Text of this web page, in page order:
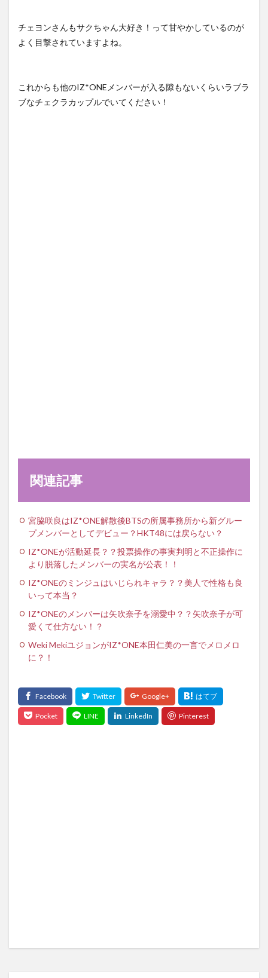
チェヨンさんもサクちゃん大好き！って甘やかしているのが
よく目撃されていますよね。
これからも他のIZ*ONEメンバーが入る隙もないくらいラブラ
ブなチェクラカップルでいてください！
関連記事
宮脇咲良はIZ*ONE解散後BTSの所属事務所から新グルー
プメンバーとしてデビュー？HKT48には戻らない？
IZ*ONEが活動延長？？投票操作の事実判明と不正操作に
より脱落したメンバーの実名が公表！！
IZ*ONEのミンジュはいじられキャラ？？美人で性格も良
いって本当？
IZ*ONEのメンバーは矢吹奈子を溺愛中？？矢吹奈子が可
愛くて仕方ない！？
Weki MekiユジョンがIZ*ONE本田仁美の一言でメロメロ
に？！